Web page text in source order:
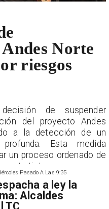
Pasado A Las 9:35
a ley la
Alcaldes
TC
Norte
riesgos
de suspender
del proyecto Andes
a la detección de un
Esta medida
un proceso ordenado de